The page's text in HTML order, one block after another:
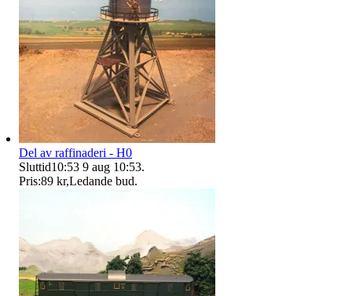
Del av raffinaderi - H0
Sluttid10:53 9 aug 10:53.
Pris:89 kr,Ledande bud.